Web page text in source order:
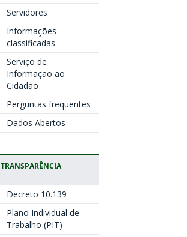
Servidores
Informações
classificadas
Serviço de
Informação ao
Cidadão
Perguntas frequentes
Dados Abertos
TRANSPARÊNCIA
Decreto 10.139
Plano Individual de
Trabalho (PIT)